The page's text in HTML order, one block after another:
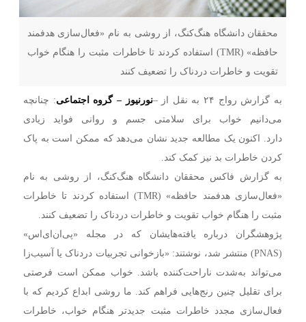
محققان دانشگاه هنگ‌کنگ، از روشی به نام «فعال‌سازی هدفمند
حافظه» (TMR) استفاده کردند تا خاطرات مثبت را هنگام خواب
تقویت و خاطرات دردناک را تضعیف کنند
به گزارش رواج ۲۴ به نقل از – نورنیوز – گروه اجتماعی: چنانچه
می‌دانیم خواب برای سلامتی جسم و روانی فواید زیادی
دارد. اکنون یک مطالعه جدید نشان می‌دهد که ممکن است به پاک
کردن خاطرات بد نیز کمک کند.
به گزارش فاکس محققان دانشگاه هنگ‌کنگ، از روشی به نام
«فعال‌سازی هدفمند حافظه» (TMR) استفاده کردند تا خاطرات
مثبت را هنگام خواب تقویت و خاطرات دردناک را تضعیف کنند.
پژوهشگران درباره یافته‌هایشان که در مجله «پی‌ان‌ای‌اس»
(PNAS) منتشر شد، نوشتند: «بازخوانی تجربیات دردناک یا آسیب‌زا
می‌تواند به‌شدت ناراحت‌کننده باشد. خواب ممکن است فرصتی
برای تقلیل چنین رنج‌هایی فراهم کند. ما روشی ابداع کردیم که با
فعال‌سازی مجدد خاطرات مثبت جدیدتر هنگام خواب، خاطرات